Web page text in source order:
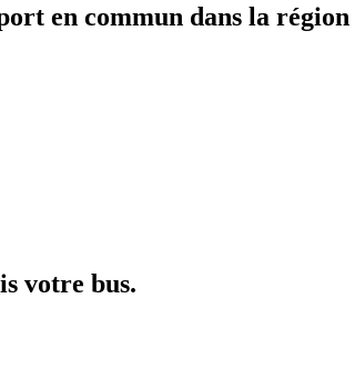
en commun dans la
votre bus.